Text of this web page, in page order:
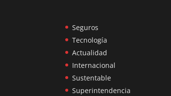
Seguros
Tecnología
Actualidad
Internacional
Sustentable
Superintendencia